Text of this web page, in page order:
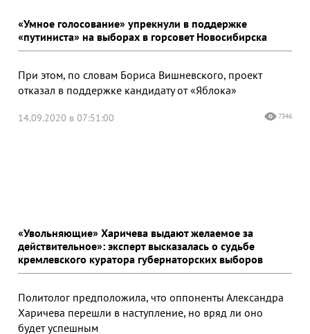
«Умное голосование» упрекнули в поддержке
«путиниста» на выборах в горсовет Новосибирска
При этом, по словам Бориса Вишневского, проект
отказал в поддержке кандидату от «Яблока»
14.09.2020 в 07:51:00 7346
«Увольняющие» Харичева выдают желаемое за
действительное»: эксперт высказалась о судьбе
кремлевского куратора губернаторских выборов
Политолог предположила, что оппоненты Александра
Харичева перешли в наступление, но вряд ли оно
будет успешным